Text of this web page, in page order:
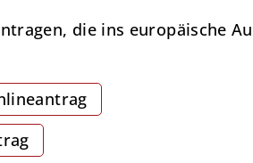
die ins europäische